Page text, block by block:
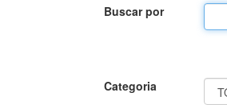
Buscar por
Categoria